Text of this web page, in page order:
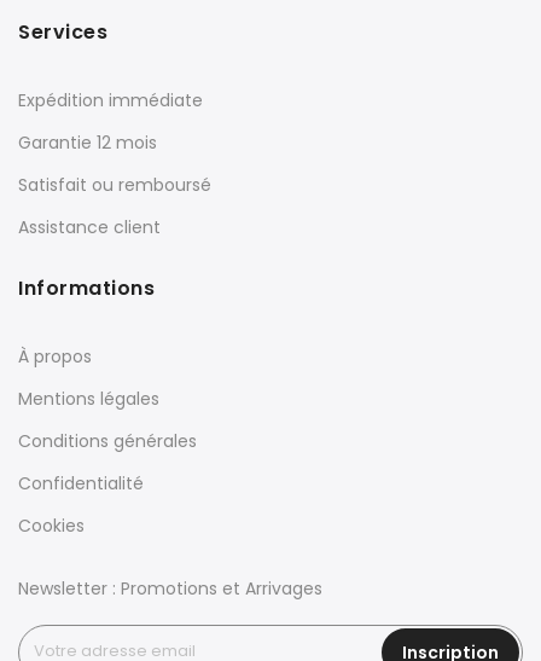
Services
Expédition immédiate
Garantie 12 mois
Satisfait ou remboursé
Assistance client
Informations
À propos
Mentions légales
Conditions générales
Confidentialité
Cookies
Newsletter : Promotions et Arrivages
Inscription